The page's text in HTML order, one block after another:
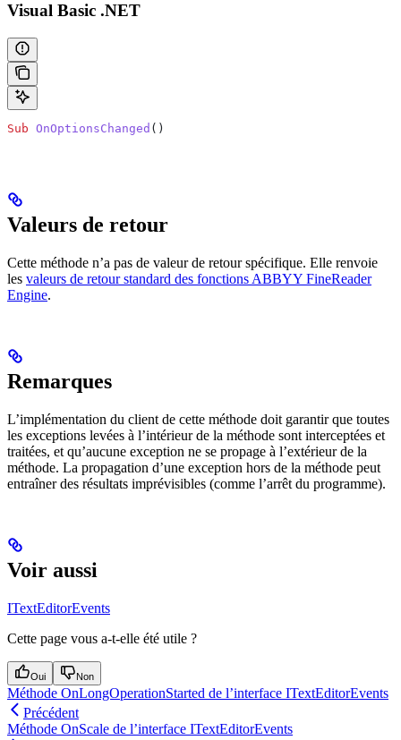
Visual Basic .NET
Sub OnOptionsChanged ()
Valeurs de retour
Cette méthode n’a pas de valeur de retour spécifique. Elle renvoie
les valeurs de retour standard des fonctions ABBYY FineReader
Engine.
Remarques
L’implémentation du client de cette méthode doit garantir que toutes
les exceptions levées à l’intérieur de la méthode sont interceptées et
traitées, et qu’aucune exception ne se propage à l’extérieur de la
méthode. La propagation d’une exception hors de la méthode peut
entraîner des résultats imprévisibles (comme l’arrêt du programme).
Voir aussi
ITextEditorEvents
Cette page vous a-t-elle été utile ?
Oui Non
Méthode OnLongOperationStarted de l’interface ITextEditorEvents
Précédent
Méthode OnScale de l’interface ITextEditorEvents